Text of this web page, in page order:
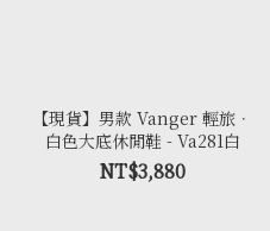
【現貨】男款 Vanger 輕旅．
白色大底休閒鞋 - Va281白
NT$3,880